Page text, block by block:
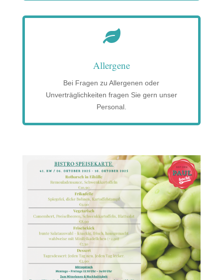

Allergene
Bei Fragen zu Allergenen oder
Unverträglichkeiten fragen Sie gern unser
Personal.